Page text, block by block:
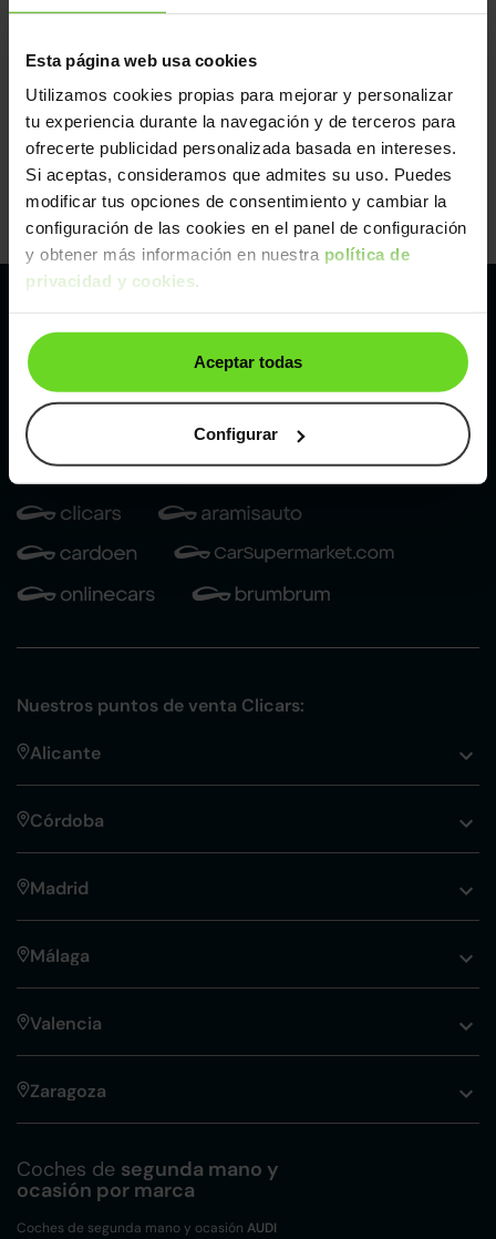
Esta página web usa cookies
Utilizamos cookies propias para mejorar y personalizar
tu experiencia durante la navegación y de terceros para
ofrecerte publicidad personalizada basada en intereses.
Si aceptas, consideramos que admites su uso. Puedes
modificar tus opciones de consentimiento y cambiar la
configuración de las cookies en el panel de configuración
y obtener más información en nuestra política de
privacidad y cookies.
Aceptar todas
Configurar
Pertenecemos al líder europeo de
compraventa de coches online
Con sede en: España, Francia, Bélgica, Reino Unido, Austria
e Italia.
¡Vendemos 1 coche por minuto!
Nuestros puntos de venta Clicars:
Alicante
Córdoba
Madrid
Málaga
Valencia
Zaragoza
Coches de segunda mano y
ocasión por marca
Coches de segunda mano y ocasión AUDI